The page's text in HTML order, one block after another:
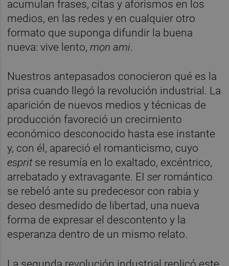
acumulan frases, citas y aforismos en los
medios, en las redes y en cualquier otro
formato que suponga difundir la buena
nueva: vive lento,mọn ami.
Nuestros antepasados conocieron qué es la
prisa cuando llegó la revolución industrial. La
aparición de nuevos medios y técnicas de
producción favoreció un crecimiento
económico desconocido hasta ese instante
y, con él, apareció el romanticismo, cuyo
espritse resumía en lo exaltado, excéntrico,
arrebatado y extravagante. EIserromántico
se rebeló ante su predecesor con rabia y
deseo desmedido de libertad, una nueva
forma de expresar el descontento y la
esperanza dentro de un mismo relato.